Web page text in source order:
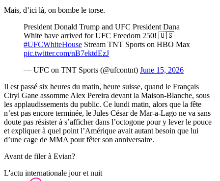
Mais, d’ici là, on bombe le torse.
President Donald Trump and UFC President Dana
White have arrived for UFC Freedom 250! 🇺🇸
#UFCWhiteHouse Stream TNT Sports on HBO Max
pic.twitter.com/nB7ektdEzJ
— UFC on TNT Sports (@ufcontnt) June 15, 2026
Il est passé six heures du matin, heure suisse, quand le Français
Ciryl Gane assomme Alex Pereira devant la Maison-Blanche, sous
les applaudissements du public. Ce lundi matin, alors que la fête
n’est pas encore terminée, le Jules César de Mar-a-Lago ne va sans
doute pas résister à s’afficher dans l’octogone pour y lever le pouce
et expliquer à quel point l’Amérique avait autant besoin que lui
d’une cage de MMA pour fêter son anniversaire.
Avant de filer à Evian?
L'actu internationale jour et nuit